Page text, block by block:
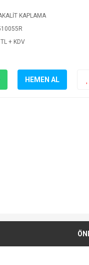
KAPLAMA
+ KDV
HEMEN AL